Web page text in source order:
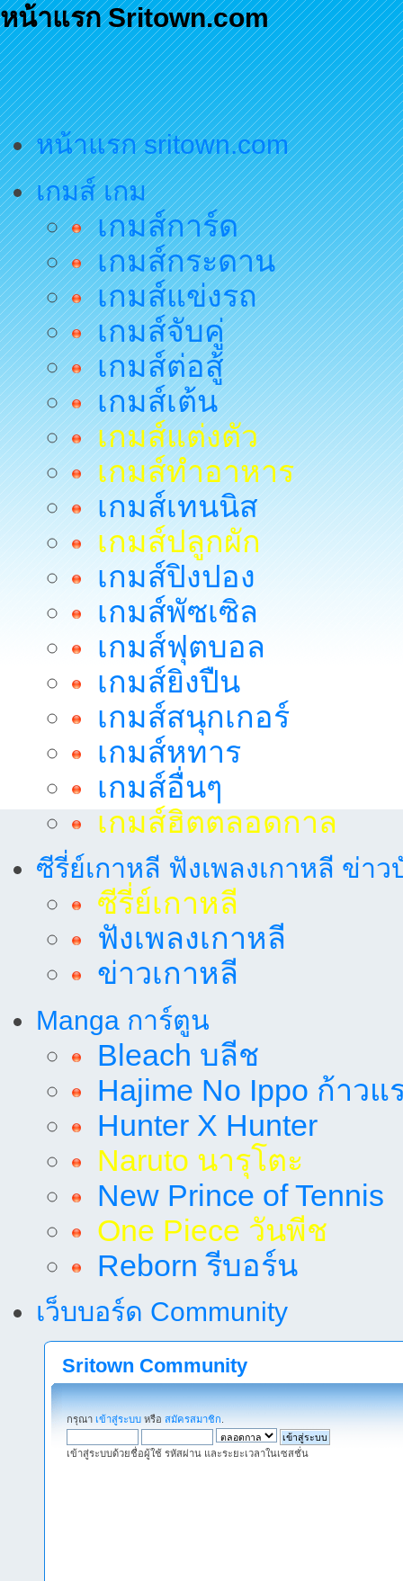
หน้าแรก Sritown.com
หน้าแรก sritown.com
เกมส์ เกม
เกมส์การ์ด
เกมส์กระดาน
เกมส์แข่งรถ
เกมส์จับคู่
เกมส์ต่อสู้
เกมส์เต้น
เกมส์แต่งตัว
เกมส์ทำอาหาร
เกมส์เทนนิส
เกมส์ปลูกผัก
เกมส์ปิงปอง
เกมส์พัซเซิล
เกมส์ฟุตบอล
เกมส์ยิงปืน
เกมส์สนุกเกอร์
เกมส์หทาร
เกมส์อื่นๆ
เกมส์ฮิตตลอดกาล
ซีรี่ย์เกาหลี ฟังเพลงเกาหลี ข่าว
ซีรี่ย์เกาหลี
ฟังเพลงเกาหลี
ข่าวเกาหลี
Manga การ์ตูน
Bleach บลีช
Hajime No Ippo ก้าวแ
Hunter X Hunter
Naruto นารุโตะ
New Prince of Tennis
One Piece วันพีช
Reborn รีบอร์น
เว็บบอร์ด Community
Sritown Community
กรุณา เข้าสู่ระบบ หรือ สมัครสมาชิก
เข้าสู่ระบบด้วยชื่อผู้ใช้ รหัสผ่าน และระยะเวลาในเซสชั่น